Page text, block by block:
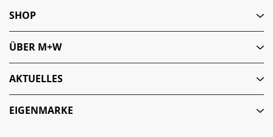
SHOP
ÜBER M+W
AKTUELLES
EIGENMARKE